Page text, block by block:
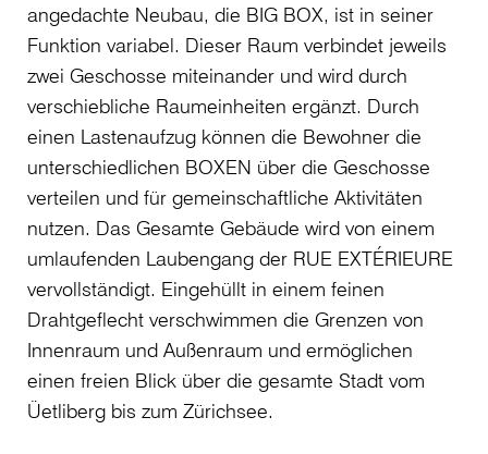
angedachte Neubau, die BIG BOX, ist in seiner
Funktion variabel. Dieser Raum verbindet jeweils
zwei Geschosse miteinander und wird durch
verschiebliche Raumeinheiten ergänzt. Durch
einen Lastenaufzug können die Bewohner die
unterschiedlichen BOXEN über die Geschosse
verteilen und für gemeinschaftliche Aktivitäten
nutzen. Das Gesamte Gebäude wird von einem
umlaufenden Laubengang der RUE EXTÉRIEURE
vervollständigt. Eingehüllt in einem feinen
Drahtgeflecht verschwimmen die Grenzen von
Innenraum und Außenraum und ermöglichen
einen freien Blick über die gesamte Stadt vom
Üetliberg bis zum Zürichsee.